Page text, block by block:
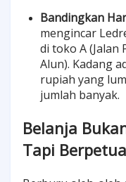
Bandingkan
mengincar
di toko A (Jalan
Alun). Kadang
rupiah yang
jumlah banyak.
Belanja
Tapi